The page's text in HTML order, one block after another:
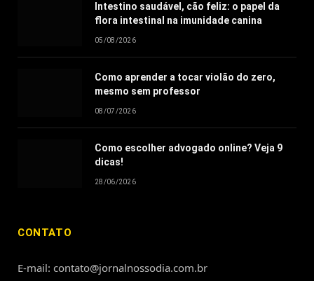
Intestino saudável, cão feliz: o papel da
flora intestinal na imunidade canina
05/08/2026
Como aprender a tocar violão do zero,
mesmo sem professor
08/07/2026
Como escolher advogado online? Veja 9
dicas!
28/06/2026
CONTATO
E-mail: contato@jornalnossodia.com.br